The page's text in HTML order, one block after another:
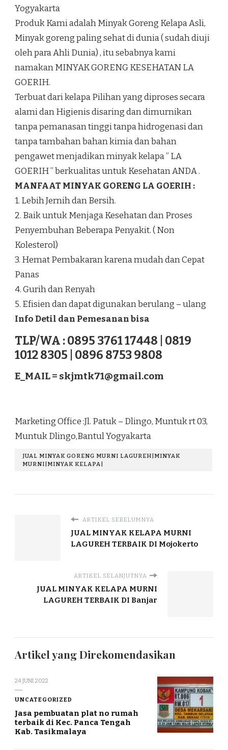
Yogyakarta
Produk Kami adalah Minyak Goreng Kelapa Asli,
Minyak goreng paling sehat di dunia ( sudah diuji
oleh para Ahli Dunia) , itu sebabnya kami
namakan MINYAK GORENG KESEHATAN LA
GOERIH.
Terbuat dari kelapa Pilihan yang diproses secara
alami dan Higienis disaring dan dimurnikan
tanpa pemanasan tinggi tanpa hidrogenasi dan
tanpa tambahan bahan kimia dan bahan
pengawet menjadikan minyak kelapa ” LA
GOERIH ” berkualitas untuk Kesehatan ANDA .
MANFAAT MINYAK GORENG LA GOERIH :
1. Lebih Jernih dan Bersih.
2. Baik untuk Menjaga Kesehatan dan Proses
Penyembuhan Beberapa Penyakit. ( Non
Kolesterol)
3. Hemat Pembakaran karena mudah dan Cepat
Panas
4. Gurih dan Renyah
5. Efisien dan dapat digunakan berulang – ulang
Info Detil dan Pemesanan bisa
TLP/WA : 0895 3761 17448 | 0819
1012 8305 | 0896 8753 9808
E_MAIL = skjmtk71@gmail.com
Marketing Office :Jl. Patuk – Dlingo, Muntuk rt 03,
Muntuk Dlingo,Bantul Yogyakarta
JUAL MINYAK GORENG MURNI LAGUREH|MINYAK
MURNI|MINYAK KELAPA|
ARTIKEL SEBELUMNYA
JUAL MINYAK KELAPA MURNI
LAGUREH TERBAIK DI Mojokerto
ARTIKEL SELANJUTNYA
JUAL MINYAK KELAPA MURNI
LAGUREH TERBAIK DI Banjar
Artikel yang Direkomendasikan
24 JUNI 2022
UNCATEGORIZED
Jasa pembuatan plat no rumah
terbaik di Kec. Panca Tengah
Kab. Tasikmalaya